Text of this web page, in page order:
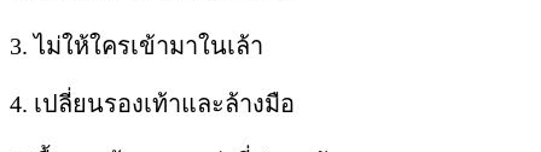
3. ไม่ให้ใครเข้ามาในเล้า​
4. เปลี่ยนรองเท้าและล้างมือ